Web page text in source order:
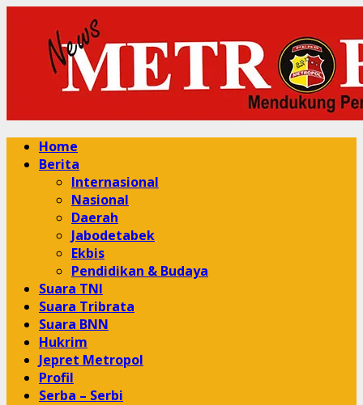
content
Primary
Menu
Home
Berita
Internasional
Nasional
Daerah
Jabodetabek
Ekbis
Pendidikan & Budaya
Suara TNI
Suara Tribrata
Suara BNN
Hukrim
Jepret Metropol
Profil
Serba – Serbi